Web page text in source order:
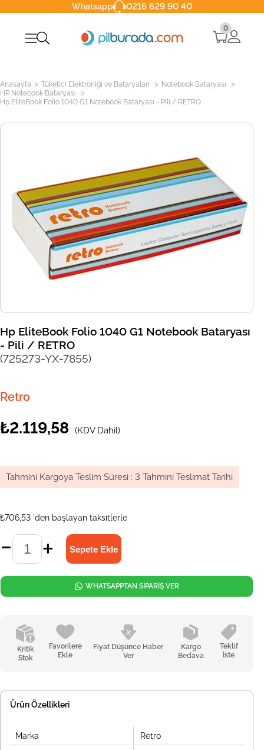
Whatsapp 0216 629 90 40
0
Anasayfa > Tüketici Elektroniği ve Bataryaları > Notebook Bataryası >
HP Notebook Bataryası >
Hp EliteBook Folio 1040 G1 Notebook Bataryası - Pili / RETRO
Hp EliteBook Folio 1040 G1 Notebook Bataryası
- Pili / RETRO
(725273-YX-7855)
Retro
₺2.119,58 (KDV Dahil)
Tahmini Kargoya Teslim Süresi : 3 Tahmini Teslimat Tarihi
₺706,53 'den başlayan taksitlerle
Kritik
Stok
Favorilere
Ekle
Fiyat Düşünce Haber
Ver
Kargo
Bedava
Teklif
İste
WHATSAPPTAN SİPARİŞ VER
Ürün Özellikleri
Marka Retro